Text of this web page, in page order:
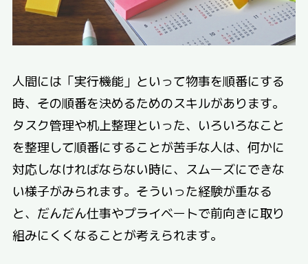
人間には「実行機能」といって物事を順番にする
時、その順番を決めるためのスキルがあります。
タスク管理や机上整理といった、いろいろなこと
を整理して順番にすることが苦手な人は、何かに
対応しなければならない時に、スムーズにできな
い様子がみられます。そういった経験が重なる
と、だんだん仕事やプライベートで前向きに取り
組みにくくなることが考えられます。